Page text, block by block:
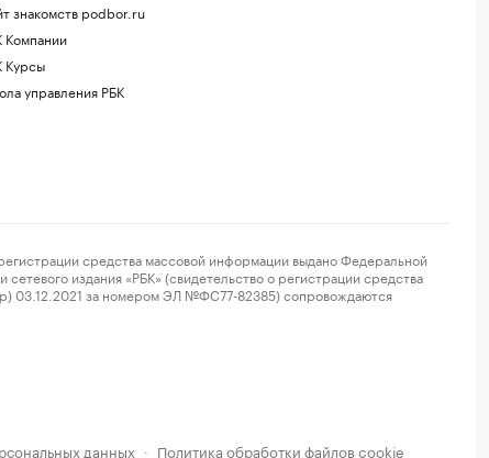
знакомств podbor.ru
Компании
Курсы
управления РБК
средства массовой информации выдано Федеральной
издания «РБК» (свидетельство о регистрации средства
03.12.2021 за номером ЭЛ №ФС77-82385) сопровождаются
данных · Политика обработки файлов cookie